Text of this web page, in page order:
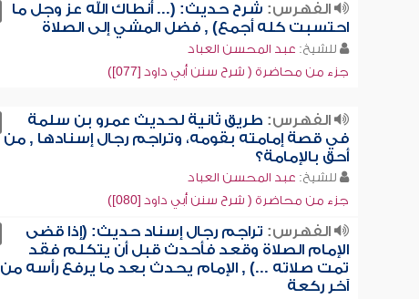
الفهرس: شرح حديث: (... أنطاك الله عز وجل ما
احتسبت كله أجمع) , فضل المشي إلى الصلاة
للشيخ: عبد المحسن العباد
جزء من محاضرة ( شرح سنن أبي داود [077])
الفهرس: طريق ثانية لحديث عمرو بن سلمة
في قصة إمامته بقومه، وتراجم رجال إسنادها , من
أحق بالإمامة؟
للشيخ: عبد المحسن العباد
جزء من محاضرة ( شرح سنن أبي داود [080])
الفهرس: تراجم رجال إسناد حديث: (إذا قضى
الإمام الصلاة وقعد فأحدث قبل أن يتكلم فقد
تمت صلاته ...) , الإمام يحدث بعد ما يرفع رأسه من
آخر ركعة